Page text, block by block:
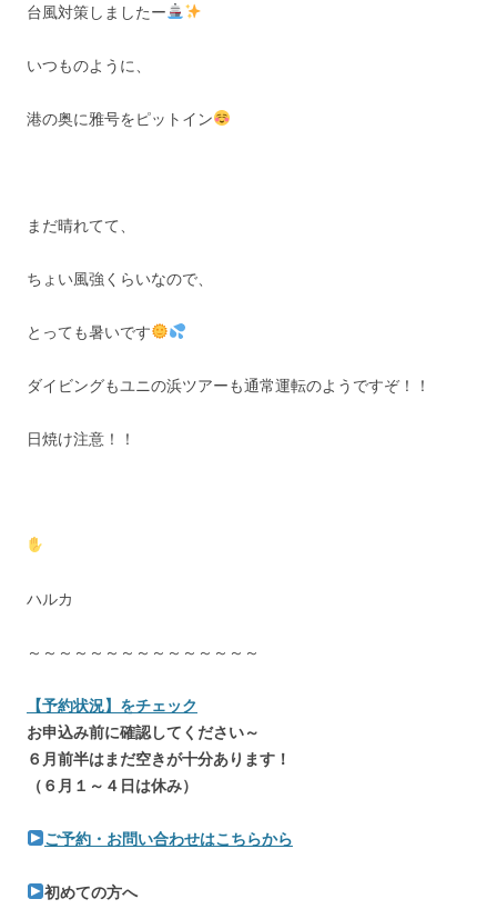
台風対策しましたー
いつものように、
港の奥に雅号をピットイン
まだ晴れてて、
ちょい風強くらいなので、
とっても暑いです
ダイビングもユニの浜ツアーも通常運転のようですぞ！！
日焼け注意！！
ハルカ
～～～～～～～～～～～～～～～
【予約状況】をチェック
お申込み前に確認してください～
６月前半はまだ空きが十分あります！
（６月１～４日は休み）
ご予約・お問い合わせはこちらから
初めての方へ